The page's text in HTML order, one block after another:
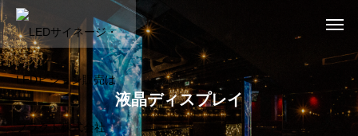
液晶ディスプレイ